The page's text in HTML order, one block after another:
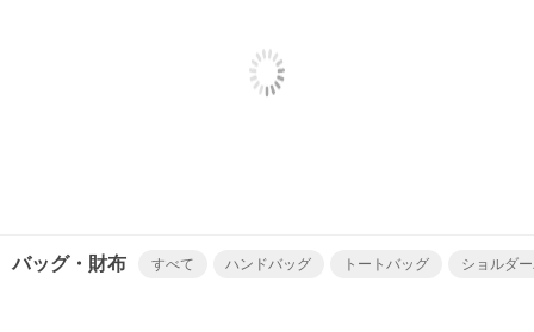
バッグ・財布 すべて ハンドバッグ トートバッグ ショルダ